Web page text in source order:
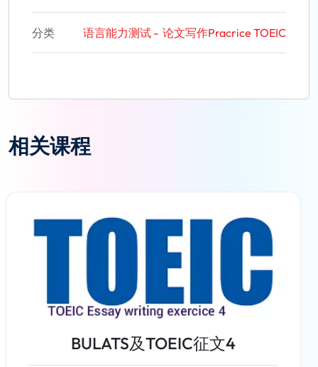
分类 语言能力测试 - 论文写作Pracrice TOEIC
相关课程
BULATS及TOEIC征文4